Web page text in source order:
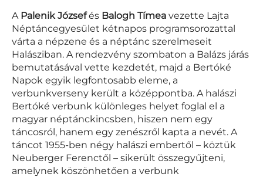
A Palenik Józsefés Balogh Tímea vezette Lajta
Néptáncegyesület kétnapos programsorozattal
várta a népzene és a néptánc szerelmeseit
Halásziban. A rendezvény szombaton a Balázs járás
bemutatásával vette kezdetét, majd a Bertóké
Napok egyik legfontosabb eleme, a
verbunkverseny került a középpontba. A halászi
Bertóké verbunk különleges helyet foglal el a
magyar néptánckincsben, hiszen nem egy
táncosról, hanem egy zenészről kapta a nevét. A
táncot 1955-ben négy halászi embertől – köztük
Neuberger Ferenctől – sikerült összegyűjteni,
amelynek köszönhetően a verbunk